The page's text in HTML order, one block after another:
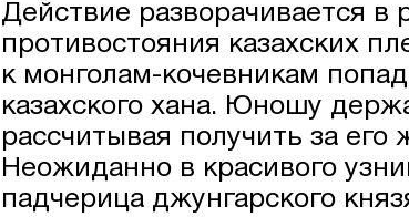
Действие разворачивается в
противостояния казахских
к монголам-кочевникам
казахского хана. Юношу
рассчитывая получить за
Неожиданно в красивого
падчерица джунгарского